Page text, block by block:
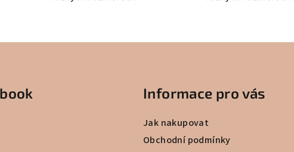
Informace pro vás
Jak nakupovat
Obchodní podmínky